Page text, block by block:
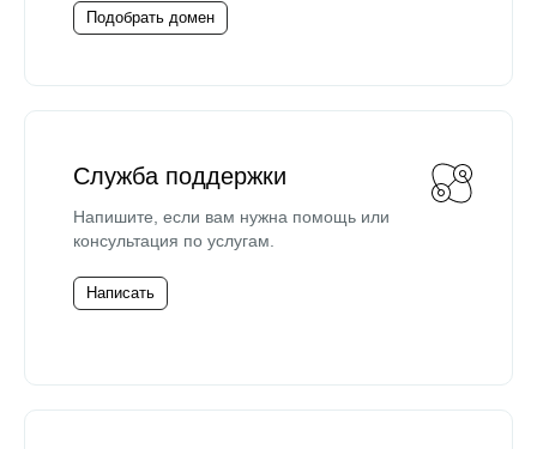
Подобрать домен
Служба поддержки
Напишите, если вам нужна помощь или
консультация по услугам.
Написать